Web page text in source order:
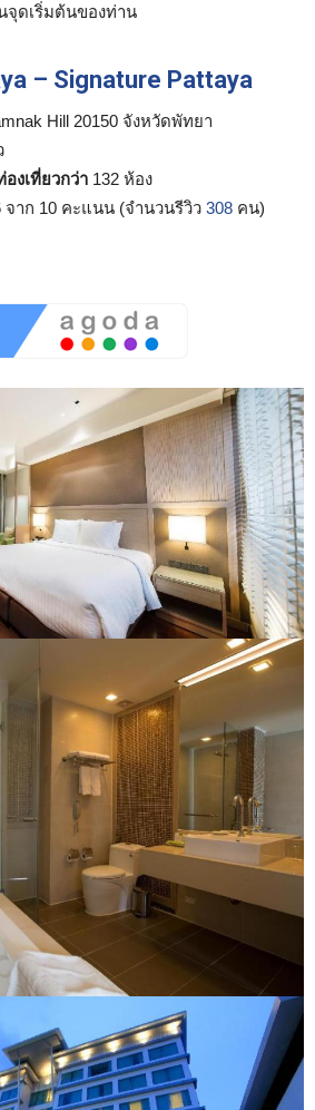
จุดเริ่มต้นของท่าน
– Signature Pattaya
Hill 20150 จังหวัดพัทยา
งเที่ยวกว่า 132 ห้อง
จาก 10 คะแนน (จำนวนรีวิว 308 คน)